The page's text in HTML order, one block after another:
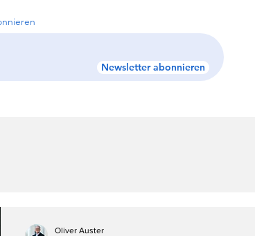
Newsletter abonnieren
Oliver Auster